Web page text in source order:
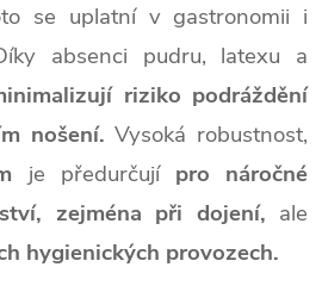
se uplatní v gastronomii i
absenci pudru, latexu a
riziko podráždění
nošení. Vysoká robustnost,
je předurčují pro náročné
zejména při dojení, ale
hygienických provozech.